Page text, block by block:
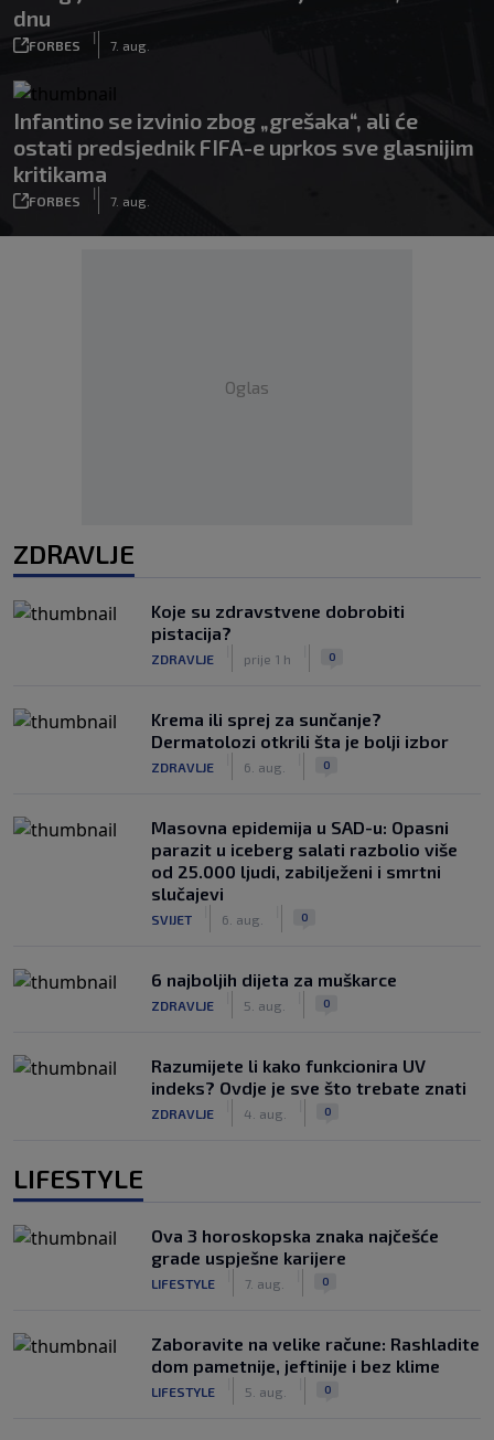
dnu
FORBES
|
7. aug.
Infantino se izvinio zbog „grešaka“, ali će
ostati predsjednik FIFA-e uprkos sve glasnijim
kritikama
FORBES
|
7. aug.
Oglas
ZDRAVLJE
Koje su zdravstvene dobrobiti
pistacija?
ZDRAVLJE prije 1 h 0
Krema ili sprej za sunčanje?
Dermatolozi otkrili šta je bolji izbor
ZDRAVLJE 6. aug. 0
Masovna epidemija u SAD-u: Opasni
parazit u iceberg salati razbolio više
od 25.000 ljudi, zabilježeni i smrtni
slučajevi
SVIJET 6. aug. 0
6 najboljih dijeta za muškarce
ZDRAVLJE 5. aug. 0
Razumijete li kako funkcionira UV
indeks? Ovdje je sve što trebate znati
ZDRAVLJE 4. aug. 0
LIFESTYLE
Ova 3 horoskopska znaka najčešće
grade uspješne karijere
LIFESTYLE 7. aug. 0
Zaboravite na velike račune: Rashladite
dom pametnije, jeftinije i bez klime
LIFESTYLE 5. aug. 0